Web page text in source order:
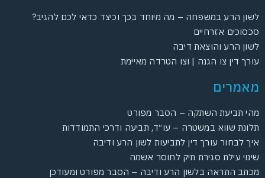
הרע במשפחה – מה מיוחד בכך וכיצד כדאי לכם להגיב?
אזרחיים
הרע והוצאת דיבה
דין צו הגנה | וצו הטרדה מאיימת
תביעת השתקה – הסבר מפורט
שווא במשטרה – עו״ד, תביעה ודרכי התמודדות
לבחור עורך דין לתביעות לשון הרע ודיבה
עילת סגירת תיק לחוסר אשמה
התראה בלשון הרע ודיבה – הסבר מפורט ומעודכן